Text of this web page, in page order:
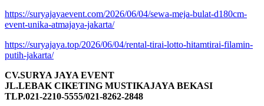
https://suryajayaevent.com/2026/06/04/sewa-meja-bulat-d180cm-
event-unika-atmajaya-jakarta/
https://suryajaya.top/2026/06/04/rental-tirai-lotto-hitamtirai-filamin-
putih-jakarta/
CV.SURYA JAYA EVENT
JL.LEBAK CIKETING MUSTIKAJAYA BEKASI
TLP.021-2210-5555/021-8262-2848